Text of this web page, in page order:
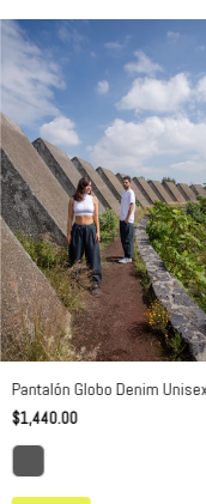
Pantalón Globo Denim Unisex
$1,440.00